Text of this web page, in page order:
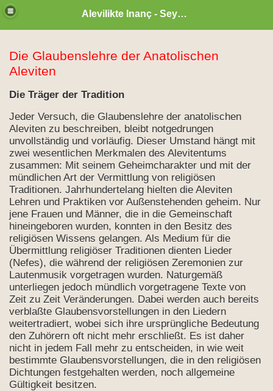
Alevilikte Inanç - Seyyid Hakkı
Die Glaubenslehre der Anatolischen
Aleviten
Die Träger der Tradition
Jeder Versuch, die Glaubenslehre der anatolischen
Aleviten zu beschreiben, bleibt notgedrungen
unvollständig und vorläufig. Dieser Umstand hängt mit
zwei wesentlichen Merkmalen des Alevitentums
zusammen: Mit seinem Geheimcharakter und mit der
mündlichen Art der Vermittlung von religiösen
Traditionen. Jahrhundertelang hielten die Aleviten
Lehren und Praktiken vor Außenstehenden geheim. Nur
jene Frauen und Männer, die in die Gemeinschaft
hineingeboren wurden, konnten in den Besitz des
religiösen Wissens gelangen. Als Medium für die
Übermittlung religiöser Traditionen dienten Lieder
(Nefes), die während der religiösen Zeremonien zur
Lautenmusik vorgetragen wurden. Naturgemäß
unterliegen jedoch mündlich vorgetragene Texte von
Zeit zu Zeit Veränderungen. Dabei werden auch bereits
verblaßte Glaubensvorstellungen in den Liedern
weitertradiert, wobei sich ihre ursprüngliche Bedeutung
den Zuhörern oft nicht mehr erschließt. Es ist daher
nicht in jedem Fall mehr zu entscheiden, in wie weit
bestimmte Glaubensvorstellungen, die in den religiösen
Dichtungen festgehalten werden, noch allgemeine
Gültigkeit besitzen.
ayı